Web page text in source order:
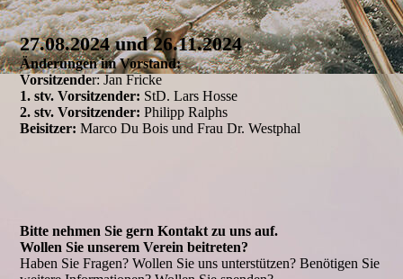
27.08.2024 und 26.11.2024
Änderungen im Vorstand:
Vorsitzender: Jan Fricke
1. stv. Vorsitzender: StD. Lars Hosse
2. stv. Vorsitzender: Philipp Ralphs
Beisitzer: Marco Du Bois und Frau Dr. Westphal
Bitte nehmen Sie gern Kontakt zu uns auf.
Wollen Sie unserem Verein beitreten?
Haben Sie Fragen? Wollen Sie uns unterstützen? Benötigen Sie